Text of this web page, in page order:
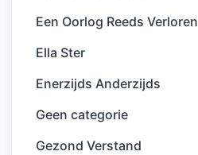
Een Oorlog Reeds Verloren
Ella Ster
Enerzijds Anderzijds
Geen categorie
Gezond Verstand